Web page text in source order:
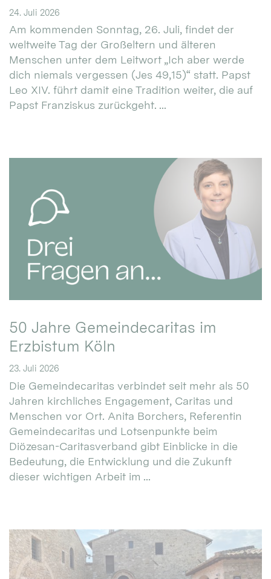
24. Juli 2026
Am kommenden Sonntag, 26. Juli, findet der
weltweite Tag der Großeltern und älteren
Menschen unter dem Leitwort „Ich aber werde
dich niemals vergessen (Jes 49,15)“ statt. Papst
Leo XIV. führt damit eine Tradition weiter, die auf
Papst Franziskus zurückgeht. ...
50 Jahre Gemeindecaritas im
Erzbistum Köln
23. Juli 2026
Die Gemeindecaritas verbindet seit mehr als 50
Jahren kirchliches Engagement, Caritas und
Menschen vor Ort. Anita Borchers, Referentin
Gemeindecaritas und Lotsenpunkte beim
Diözesan-Caritasverband gibt Einblicke in die
Bedeutung, die Entwicklung und die Zukunft
dieser wichtigen Arbeit im ...